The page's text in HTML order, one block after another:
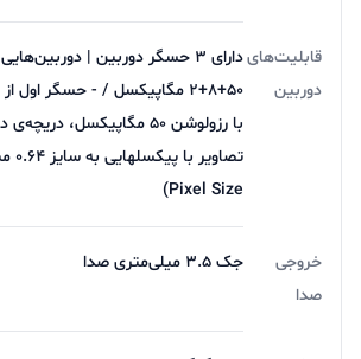
باتری ردمی نوت ۱۲
قابلیت‌های
دوربین
دارای ۳ حسگر دوربین |
Pixel Size)
خروجی
صدا
جک ۳.۵ میلی‌متری صدا